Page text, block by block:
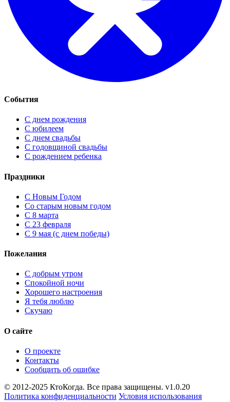
События
С днем рождения
С юбилеем
С днем свадьбы
С годовщиной свадьбы
С рождением ребенка
Праздники
C Новым Годом
Cо старым новым годом
С 8 марта
С 23 февраля
С 9 мая (с днем победы)
Пожелания
С добрым утром
Спокойной ночи
Хорошего настроения
Я тебя люблю
Скучаю
О сайте
О проекте
Контакты
Сообщить об ошибке
© 2012-2025 КтоКогда. Все права защищены. v1.0.20
Политика конфиденциальности Условия использования